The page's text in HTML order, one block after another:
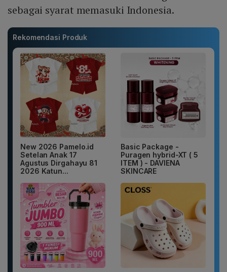
sebagai syarat memasuki Indonesia.
Rekomendasi Produk
New 2026 Pamelo.id
Setelan Anak 17
Agustus Dirgahayu 81
2026 Katun...
Basic Package -
Puragen hybrid-XT ( 5
ITEM ) - DAVIENA
SKINCARE